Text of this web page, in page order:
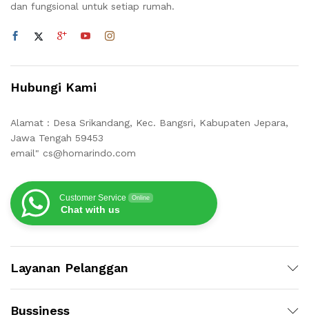
dan fungsional untuk setiap rumah.
Hubungi Kami
Alamat : Desa Srikandang, Kec. Bangsri, Kabupaten Jepara,
Jawa Tengah 59453
email" cs@homarindo.com
Customer Service Online
Chat with us
Layanan Pelanggan
Bussiness